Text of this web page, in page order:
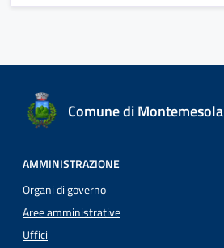
Comune di Montemesola
AMMINISTRAZIONE
Organi di governo
Aree amministrative
Uffici